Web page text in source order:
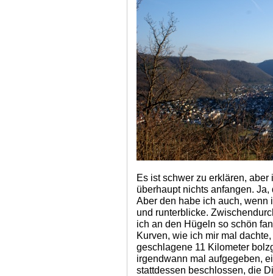
Es ist schwer zu erklären,
überhaupt nichts anfangen.
Aber den habe ich auch, wenn
und runterblicke.
ich an den Hügeln so schön
Kurven, wie ich mir mal
geschlagene 11 Kilometer
irgendwann mal aufgegeben,
stattdessen beschlossen, die